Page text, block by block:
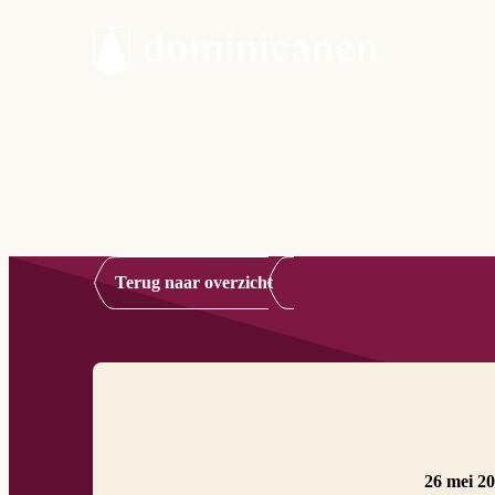
Terug naar overzicht
26 mei